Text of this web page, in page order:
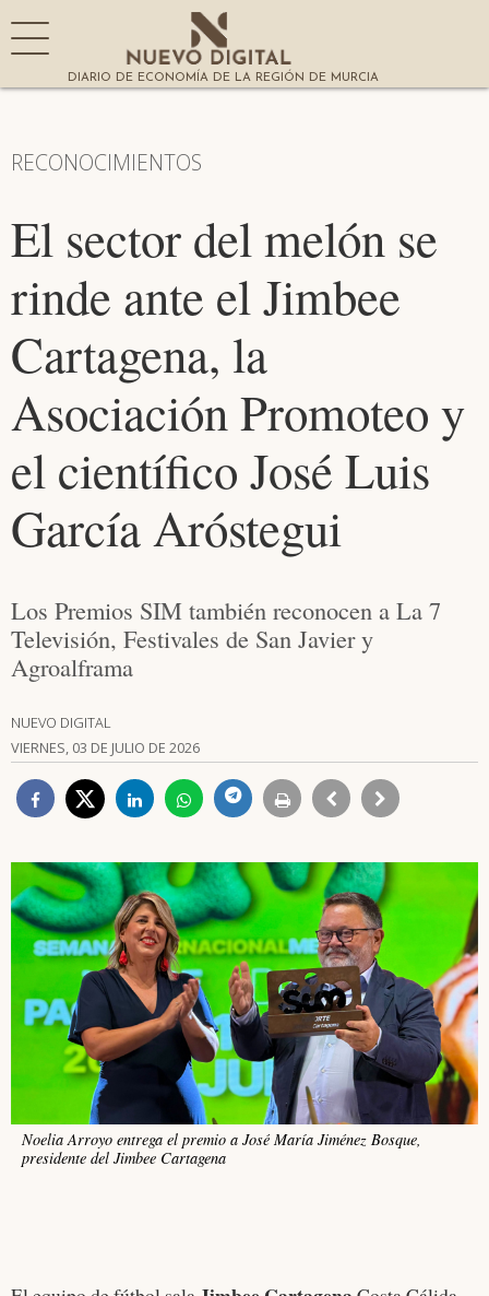
DIARIO DE ECONOMÍA DE LA REGIÓN DE MURCIA
RECONOCIMIENTOS
El sector del melón se
rinde ante el Jimbee
Cartagena, la
Asociación Promoteo y
el científico José Luis
García Aróstegui
Los Premios SIM también reconocen a La 7
Televisión, Festivales de San Javier y
Agroalframa
NUEVO DIGITAL
VIERNES, 03 DE JULIO DE 2026
Noelia Arroyo entrega el premio a José María Jiménez Bosque,
presidente del Jimbee Cartagena